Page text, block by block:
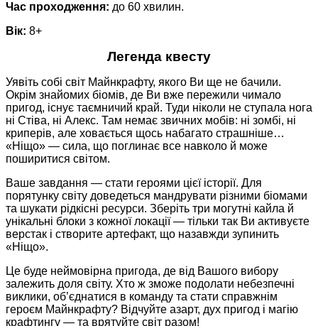
Час проходження: до 60 хвилин.
Вік: 8+
Легенда квесту
Уявіть собі світ Майнкрафту, якого Ви ще не бачили.
Окрім знайомих біомів, де Ви вже пережили чимало
пригод, існує таємничий край. Туди ніколи не ступала нога
ні Стіва, ні Алекс. Там немає звичних мобів: ні зомбі, ні
криперів, але ховається щось набагато страшніше…
«Ніщо» — сила, що поглинає все навколо й може
поширитися світом.
Ваше завдання — стати героями цієї історії. Для
порятунку світу доведеться мандрувати різними біомами
та шукати рідкісні ресурси. Зберіть три могутні кайла й
унікальні блоки з кожної локації — тільки так Ви активуєте
верстак і створите артефакт, що назавжди зупинить
«Ніщо».
Це буде неймовірна пригода, де від Вашого вибору
залежить доля світу. Хто ж зможе подолати небезпечні
виклики, об’єднатися в команду та стати справжнім
героєм Майнкрафту? Відчуйте азарт, дух пригод і магію
крафтингу — та врятуйте світ разом!